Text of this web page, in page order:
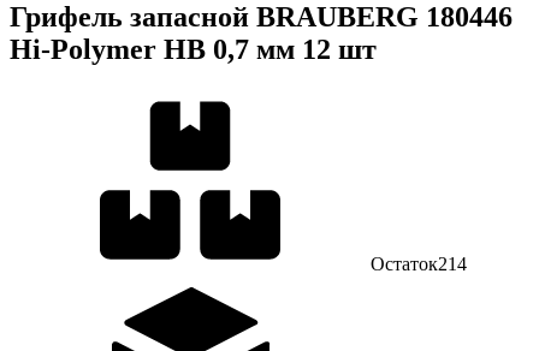
Грифель запасной BRAUBERG 180446
Hi-Polymer HB 0,7 мм 12 шт
Остаток214